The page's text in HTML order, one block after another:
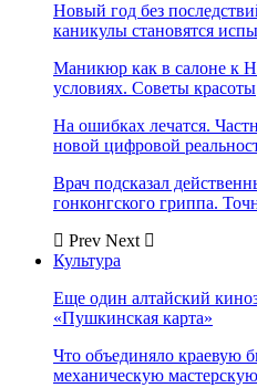
Новый год без
каникулы становятся
Маникюр как в салоне к
условиях. Советы красоты
На ошибках лечатся.
новой цифровой
Врач подсказал
гонконгского гриппа.
Prev Next
Культура
Еще один алтайский
«Пушкинская карта»
Что объединяло краевую
механическую мастерскую